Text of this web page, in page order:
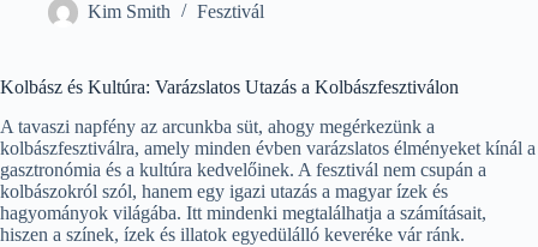
Kim Smith Fesztivál
Kolbász és Kultúra: Varázslatos Utazás a Kolbászfesztiválon
A tavaszi napfény az arcunkba süt, ahogy megérkezünk a
kolbászfesztiválra, amely minden évben varázslatos élményeket kínál a
gasztronómia és a kultúra kedvelőinek. A fesztivál nem csupán a
kolbászokról szól, hanem egy igazi utazás a magyar ízek és
hagyományok világába. Itt mindenki megtalálhatja a számításait,
hiszen a színek, ízek és illatok egyedülálló keveréke vár ránk.